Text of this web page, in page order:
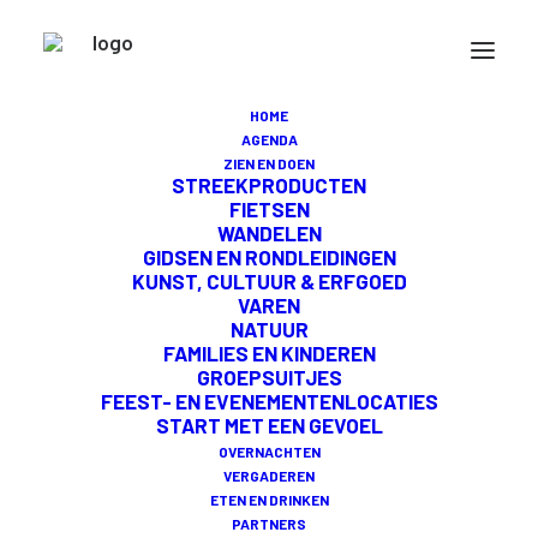
HOME
AGENDA
ZIEN EN DOEN
STREEKPRODUCTEN
FIETSEN
WANDELEN
GIDSEN EN RONDLEIDINGEN
KUNST, CULTUUR & ERFGOED
VAREN
NATUUR
FAMILIES EN KINDEREN
GROEPSUITJES
FEEST- EN EVENEMENTENLOCATIES
START MET EEN GEVOEL
OVERNACHTEN
VERGADEREN
ETEN EN DRINKEN
PARTNERS
MELKVEEHOUDERIJ
GRAVESTEIJN
Een Rustpunt is een onbediende coffeecorner en
valt onder de vlag van Stichting Rustpunt die
zorgt voor een eenduidige uitstraling, bewaking
van kwaliteit en vindbaarheid.
PLEISTERPLAATS
Wist je dat Melkveehouderij Gravesteyn in Oude